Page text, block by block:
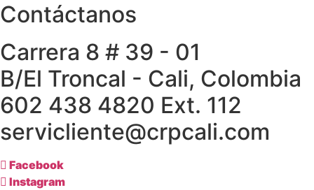
Contáctanos
Carrera 8 # 39 - 01
B/El Troncal - Cali, Colombia
602 438 4820 Ext. 112
servicliente@crpcali.com
Facebook
Instagram